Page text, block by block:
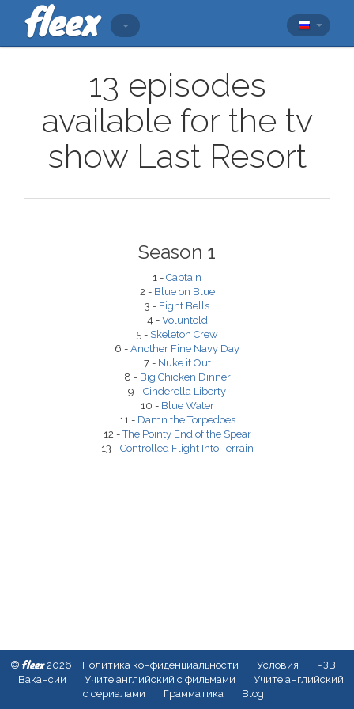
13 episodes
available for the tv
show Last Resort
Season 1
1 - Captain
2 - Blue on Blue
3 - Eight Bells
4 - Voluntold
5 - Skeleton Crew
6 - Another Fine Navy Day
7 - Nuke it Out
8 - Big Chicken Dinner
9 - Cinderella Liberty
10 - Blue Water
11 - Damn the Torpedoes
12 -The Pointy End of the Spear
13 - Controlled Flight Into Terrain
© fleex2026 Политика конфиденциальности Условия
ЧЗВ
Вакансии
Учите английский с фильмами
Учите английский
с сериалами
Грамматика Blog